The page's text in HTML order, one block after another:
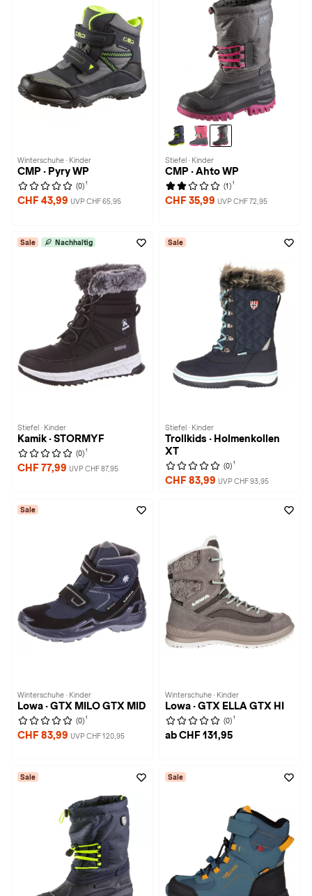
Winterschuhe · Kinder
CMP · Pyry WP
(0) 1
CHF 43,99 UVP CHF 65,95
Stiefel · Kinder
CMP · Ahto WP
(1) 1
CHF 35,99 UVP CHF 72,95
Sale Nachhaltig
Stiefel · Kinder
Kamik · STORMYF
(0) 1
CHF 77,99 UVP CHF 87,95
Sale
Stiefel · Kinder
Trollkids · Holmenkollen
XT
(0) 1
CHF 83,99 UVP CHF 93,95
Sale
Winterschuhe · Kinder
Lowa · GTX MILO GTX MID
(0) 1
CHF 83,99 UVP CHF 120,95
Winterschuhe · Kinder
Lowa · GTX ELLA GTX HI
(0) 1
ab CHF 131,95
Sale Sale